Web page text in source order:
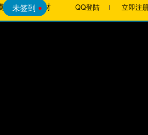
素材
未签到 QQ登陆 立即注